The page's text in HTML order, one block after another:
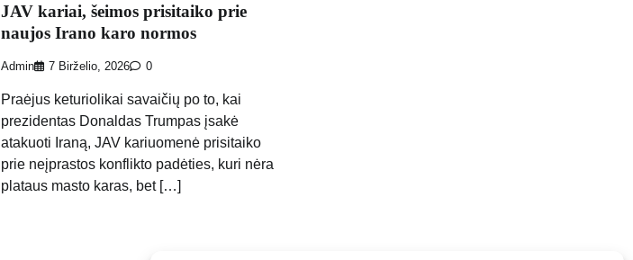
JAV kariai, šeimos prisitaiko prie
naujos Irano karo normos
Admin 7 Birželio, 2026 0
Praėjus keturiolikai savaičių po to, kai
prezidentas Donaldas Trumpas įsakė
atakuoti Iraną, JAV kariuomenė prisitaiko
prie neįprastos konflikto padėties, kuri nėra
plataus masto karas, bet […]